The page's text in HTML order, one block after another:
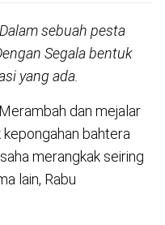
sebuah pesta
Segala bentuk
yang ada.
Merambah dan mejalar
bahtera
merangkak seiring
lain, Rabu